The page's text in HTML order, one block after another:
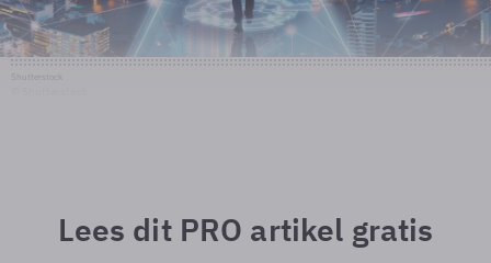
Lees dit PRO artikel gratis